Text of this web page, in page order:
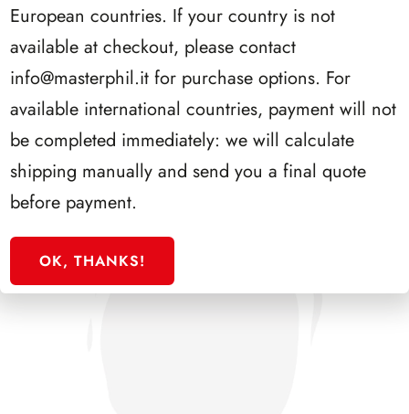
SFORZESCO ITALIA 1992 SCALFARO PAGINE 2+1
European countries. If your country is not
available at checkout, please contact
info@masterphil.it for purchase options. For
available international countries, payment will not
be completed immediately: we will calculate
shipping manually and send you a final quote
before payment.
OK, THANKS!